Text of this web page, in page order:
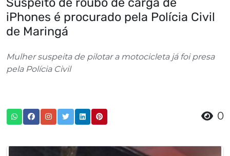
iPhones é procurado pela Polícia Civil
de Maringá
Mulher suspeita de pilotar a motocicleta já foi presa
pela Polícia Civil
0